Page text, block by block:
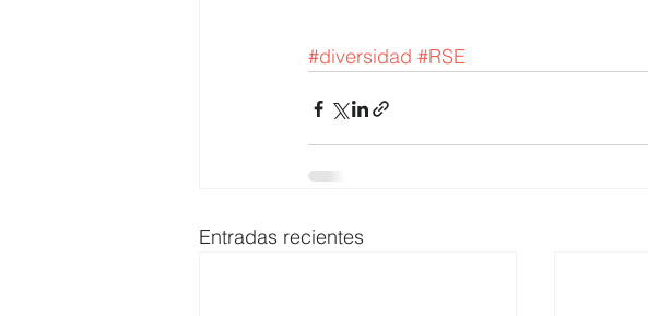
#diversidad #RSE
Entradas recientes